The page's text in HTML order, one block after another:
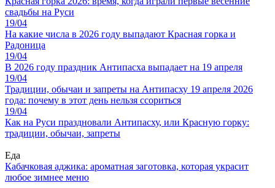
свадьбы на Руси
19/04
На какие числа в 2026 году выпадают Красная горка и
Радоница
19/04
В 2026 году праздник Антипасха выпадает на 19 апреля
19/04
Традиции, обычаи и запреты на Антипасху 19 апреля 2026
года: почему в этот день нельзя ссориться
19/04
Как на Руси праздновали Антипасху, или Красную горку:
традиции, обычаи, запреты
Еда
Кабачковая аджика: ароматная заготовка, которая украсит
любое зимнее меню